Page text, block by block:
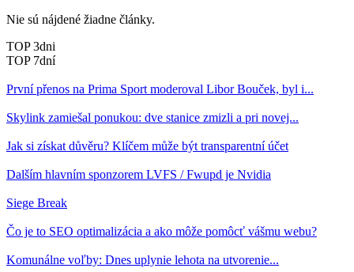
Nie sú nájdené žiadne články.
TOP 3dni
TOP 7dní
První přenos na Prima Sport moderoval Libor Bouček, byl i...
Skylink zamiešal ponukou: dve stanice zmizli a pri novej...
Jak si získat důvěru? Klíčem může být transparentní účet
Dalším hlavním sponzorem LVFS / Fwupd je Nvidia
Siege Break
Čo je to SEO optimalizácia a ako môže pomôcť vášmu webu?
Komunálne voľby: Dnes uplynie lehota na utvorenie...